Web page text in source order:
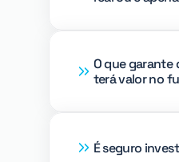
O que garante
terá valor no
É seguro